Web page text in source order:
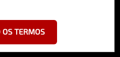
OS TERMOS